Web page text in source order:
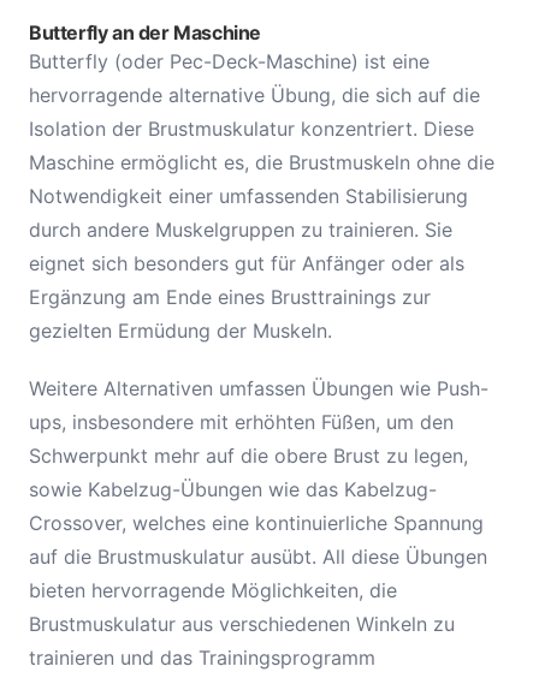
Butterfly an der Maschine
Butterfly (oder Pec-Deck-Maschine) ist eine
hervorragende alternative Übung, die sich auf die
Isolation der Brustmuskulatur konzentriert. Diese
Maschine ermöglicht es, die Brustmuskeln ohne die
Notwendigkeit einer umfassenden Stabilisierung
durch andere Muskelgruppen zu trainieren. Sie
eignet sich besonders gut für Anfänger oder als
Ergänzung am Ende eines Brusttrainings zur
gezielten Ermüdung der Muskeln.
Weitere Alternativen umfassen Übungen wie Push-
ups, insbesondere mit erhöhten Füßen, um den
Schwerpunkt mehr auf die obere Brust zu legen,
sowie Kabelzug-Übungen wie das Kabelzug-
Crossover, welches eine kontinuierliche Spannung
auf die Brustmuskulatur ausübt. All diese Übungen
bieten hervorragende Möglichkeiten, die
Brustmuskulatur aus verschiedenen Winkeln zu
trainieren und das Trainingsprogramm